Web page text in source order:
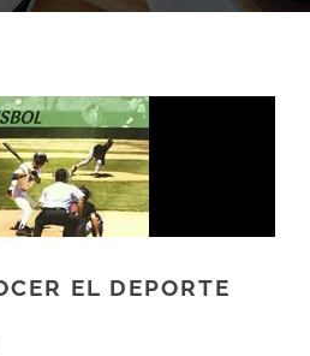
EL DEPORTE